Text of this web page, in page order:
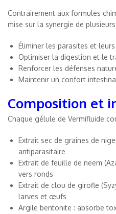
Contrairement aux formules
mise sur la synergie de
Éliminer les parasites et
Optimiser la digestion et le
Renforcer les défenses
Maintenir un confort
Composition et
Chaque gélule de Vermifluide
Extrait sec de graines de
antiparasitaire
Extrait de feuille de neem
vers ronds
Extrait de clou de girofle
larves et œufs
Argile bentonite : absorbe